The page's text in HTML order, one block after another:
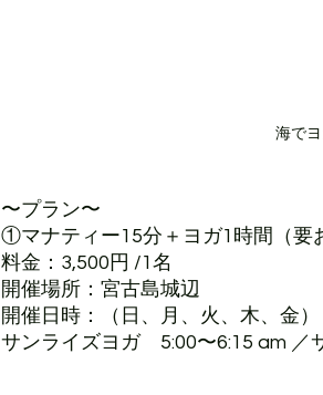
海で
〜プラン〜
①マナティー15分＋ヨガ1時間（要
料金：3,500円 /1名
開催場所： 宮古島城辺
開催日時：（日、月、火、木、金）
サンライズヨガ　5:00〜6:15 am ／